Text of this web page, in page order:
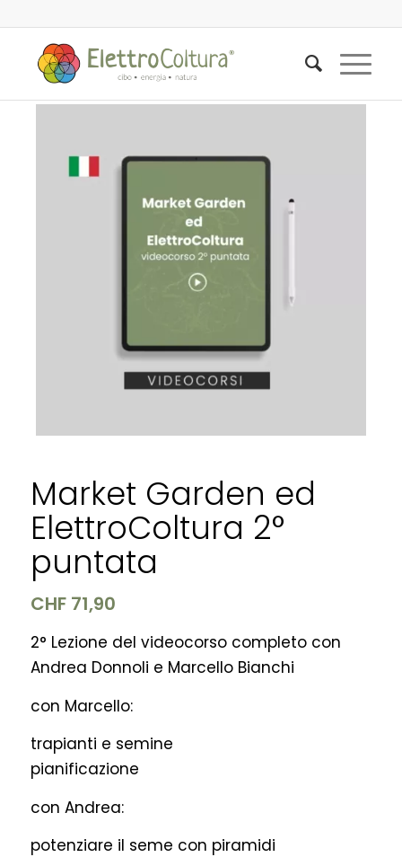
Market Garden ed
ElettroColtura 2°
puntata
CHF71,90
2° Lezione del videocorso completo con
Andrea Donnoli e Marcello Bianchi
con Marcello:
trapianti e semine
pianificazione
con Andrea:
potenziare il seme con piramidi